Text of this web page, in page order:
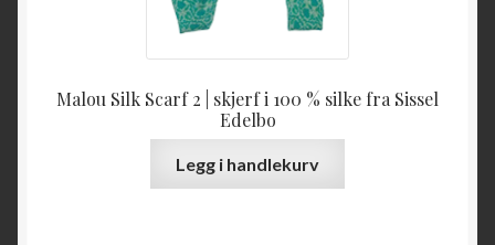
Malou Silk Scarf 2 | skjerf i 100 % silke fra Sissel
Edelbo
Legg i handlekurv